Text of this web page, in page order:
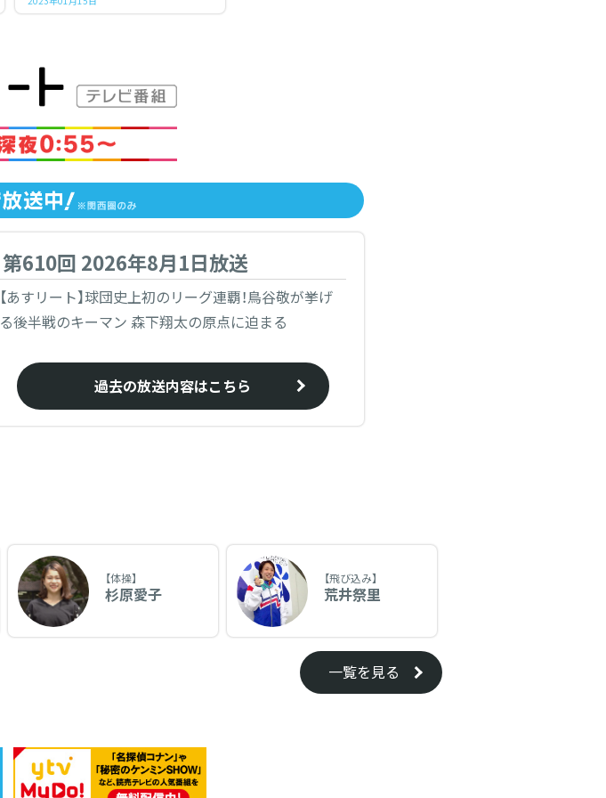
第610回 2026年8月1日放送
【あすリート】球団史上初のリーグ連覇！鳥谷敬が挙げ
る後半戦のキーマン 森下翔太の原点に迫まる
過去の放送内容はこちら
【体操】
杉原愛子
【飛び込み】
荒井祭里
一覧を見る